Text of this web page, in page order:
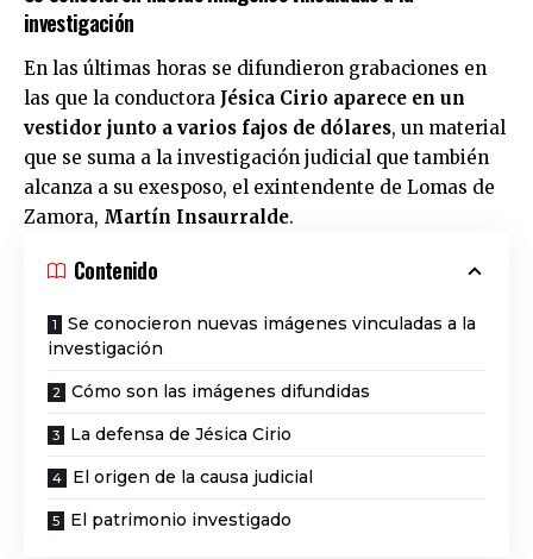
investigación
En las últimas horas se difundieron grabaciones en
las que la conductora Jésica Cirio aparece en un
vestidor junto a varios fajos de dólares, un material
que se suma a la investigación judicial que también
alcanza a su exesposo, el exintendente de Lomas de
Zamora, Martín Insaurralde.
Contenido
Se conocieron nuevas imágenes vinculadas a la
investigación
Cómo son las imágenes difundidas
La defensa de Jésica Cirio
El origen de la causa judicial
El patrimonio investigado